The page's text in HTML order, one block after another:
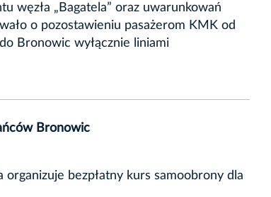
węzła „Bagatela” oraz uwarunkowań
o pozostawieniu pasażerom KMK od
Bronowic wyłącznie liniami
Bronowic
bezpłatny kurs samoobrony dla